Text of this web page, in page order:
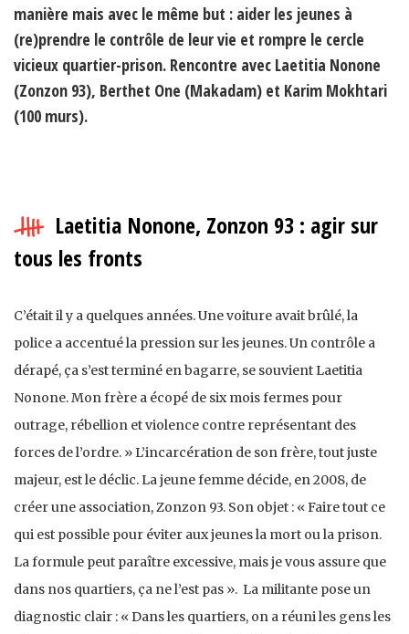
manière mais avec le même but : aider les jeunes à
(re)prendre le contrôle de leur vie et rompre le cercle
vicieux quartier-prison. Rencontre avec Laetitia Nonone
(Zonzon 93), Berthet One (Makadam) et Karim Mokhtari
(100 murs).
Laetitia Nonone, Zonzon 93 : agir sur
tous les fronts
C’était il y a quelques années. Une voiture avait brûlé, la
police a accentué la pression sur les jeunes. Un contrôle a
dérapé, ça s’est terminé en bagarre, se souvient Laetitia
Nonone. Mon frère a écopé de six mois fermes pour
outrage, rébellion et violence contre représentant des
forces de l’ordre. » L’incarcération de son frère, tout juste
majeur, est le déclic. La jeune femme décide, en 2008, de
créer une association, Zonzon 93. Son objet : « Faire tout ce
qui est possible pour éviter aux jeunes la mort ou la prison.
La formule peut paraître excessive, mais je vous assure que
dans nos quartiers, ça ne l’est pas ». La militante pose un
diagnostic clair : « Dans les quartiers, on a réuni les gens les